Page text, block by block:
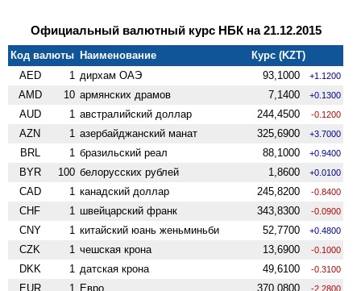
Официальный валютный курс НБК на 21.12.2015
Код валюты Наименование
Курс (KZT)
AED
1 дирхам ОАЭ 93,1000 +1.1200
AMD 10 армянских драмов 7,1400 +0.1300
AUD 1 австралийский доллар 244,4500 -0.1200
AZN 1 азербайджанский манат 325,6900 +3.7000
BRL 1 бразильский реал 88,1000 +0.9400
BYR 100 белорусских рублей 1,8600 +0.0100
CAD 1 канадский доллар 245,8200 -0.8400
CHF 1 швейцарский франк 343,8300 -0.0900
CNY 1 китайский юань женьминьби 52,7700 +0.4800
CZK 1 чешская крона 13,6900 -0.1000
DKK 1 датская крона 49,6100 -0.3100
EUR 1 Евро 370,0800 -2.2800